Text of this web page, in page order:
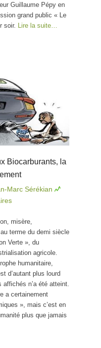
Guillaume Pépy en
grand public « Le
soir.
Lire la suite…
Biocarburants, la
Marc Sérékian
misère,
terme du demi siècle
Verte », du
agricole.
humanitaire,
d’autant plus lourd
affichés n’a été atteint.
a certainement
», mais c’est en
plus que jamais